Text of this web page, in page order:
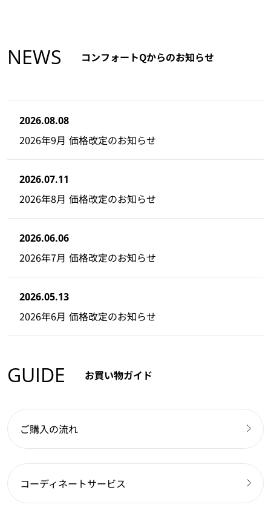
NEWS コンフォートQからのお知らせ
2026.08.08
2026年9月 価格改定のお知らせ
2026.07.11
2026年8月 価格改定のお知らせ
2026.06.06
2026年7月 価格改定のお知らせ
2026.05.13
2026年6月 価格改定のお知らせ
GUIDE お買い物ガイド
ご購入の流れ
コーディネートサービス